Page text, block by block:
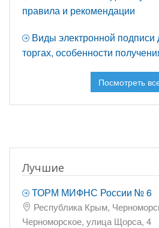
правила и рекомендации
Виды электронной подписи
торгах, особенности
Посмотреть
Лучшие
ТОРМ МИФНС России № 6
Республика Крым,
Черноморское, улица Щорса, 4